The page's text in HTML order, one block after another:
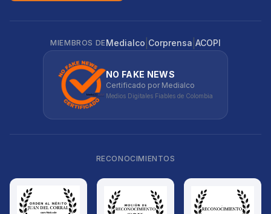
MIEMBROS DEMedialco Corprensa ACOPI
NO FAKE NEWS
Certificado por Medialco
Medios Digitales Fiables de Colombia
RECONOCIMIENTOS